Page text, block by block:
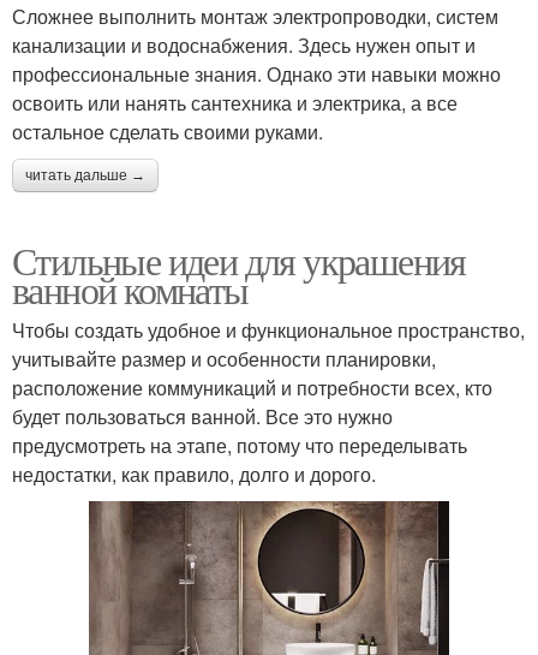
Сложнее выполнить монтаж электропроводки, систем
канализации и водоснабжения. Здесь нужен опыт и
профессиональные знания. Однако эти навыки можно
освоить или нанять сантехника и электрика, а все
остальное сделать своими руками.
читать дальше →
Стильные идеи для украшения
ванной комнаты
Чтобы создать удобное и функциональное пространство,
учитывайте размер и особенности планировки,
расположение коммуникаций и потребности всех, кто
будет пользоваться ванной. Все это нужно
предусмотреть на этапе, потому что переделывать
недостатки, как правило, долго и дорого.